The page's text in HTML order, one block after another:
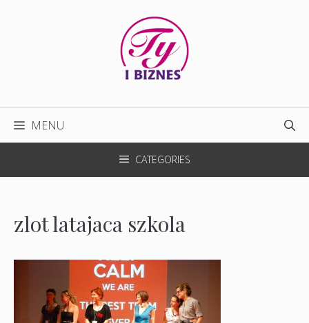
MENU
CATEGORIES
zlot latajaca szkola